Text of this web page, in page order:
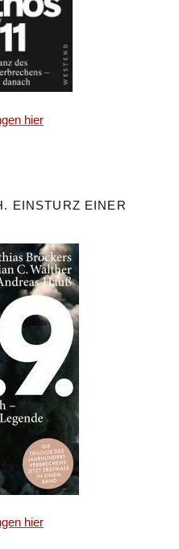
hier
EINSTURZ EINER
hier